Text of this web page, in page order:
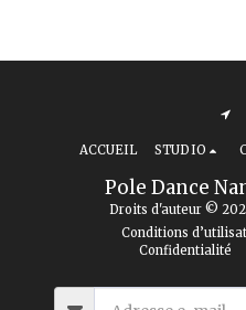
Pole Dance
Droits d'auteur ©
Conditions
Confidentialité
ACCUEIL STUDIO